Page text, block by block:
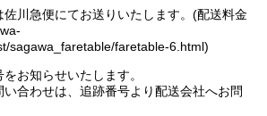
川急便にてお送りいたします。(配送料金
sagawa_faretable/faretable-6.html)
お知らせいたします。
合わせは、追跡番号より配送会社へお問